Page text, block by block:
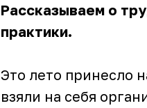
Рассказываем о
практики.
Это лето принесло
взяли на себя